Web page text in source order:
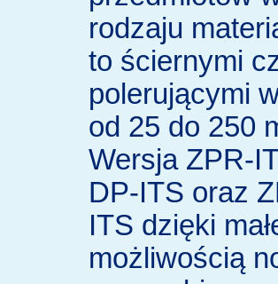
rodzaju
to ściernymi
polerującymi
od 25 do 250
Wersja ZPR-
DP-ITS oraz
ITS dzięki
możliwością